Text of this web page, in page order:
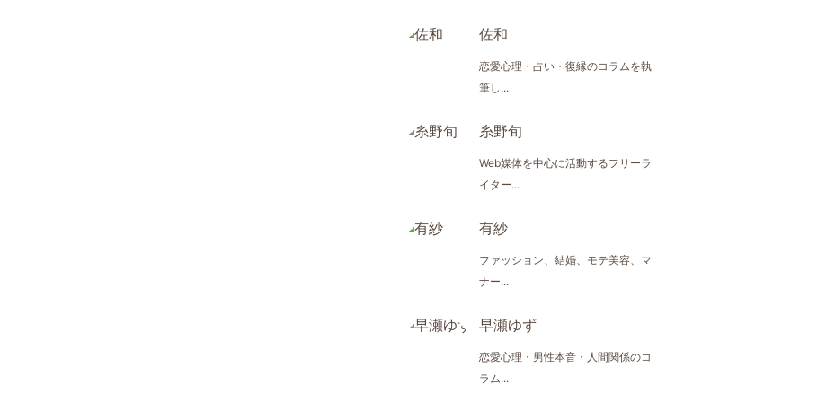
佐和
恋愛心理・占い・復縁のコラムを執
筆し...
糸野旬
Web媒体を中心に活動するフリーラ
イター...
有紗
ファッション、結婚、モテ美容、マ
ナー...
早瀬ゆず
恋愛心理・男性本音・人間関係のコ
ラム...